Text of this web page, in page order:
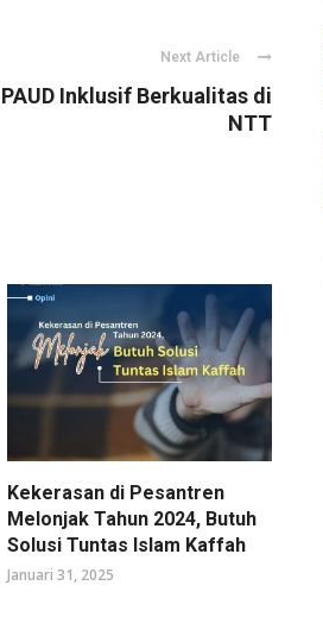
Next Article
Inklusif Berkualitas di
NTT
Kekerasan di Pesantren
Melonjak Tahun 2024, Butuh
Solusi Tuntas Islam Kaffah
Januari 31, 2025